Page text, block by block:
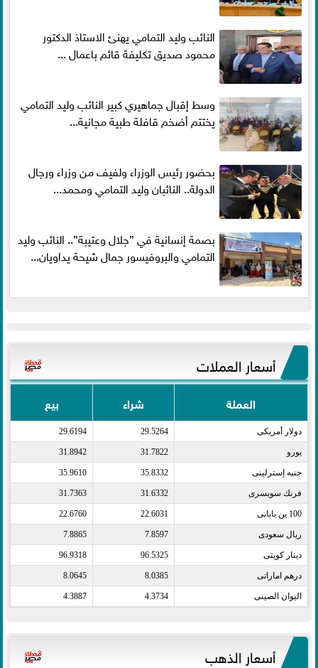
النائب وليد التمامي يهنئ الاستاذ الدكتور
محمود صديق تكليفة قائم باعمال ...
وسط إقبال جماهيري كبير النائب وليد التمامي
يختتم أضخم قافلة طبية مجانية...
بحضور رئيس الوزراء ولفيف من وزراء ورجال
الدولة.. النائبان وليد التمامي ومحمد...
بصمة إنسانية في ”جلال وعتيبة”.. النائب وليد
التمامي والبروفيسور جمال شيحة يداويان...
أسعار العملات
العملة شراء بيع
دولار أمريكى​ 29.5264
29.6194
يورو​ 31.7822
31.8942
جنيه إسترلينى​ 35.8332
35.9610
فرنك سويسرى​ 31.6332
31.7363
100 ين يابانى​ 22.6031
22.6760
ريال سعودى​ 7.8597
7.8865
دينار كويتى​ 96.5325
96.9318
درهم اماراتى​ 8.0385
8.0645
اليوان الصينى​ 4.3734
4.3887
أسعار الذهب